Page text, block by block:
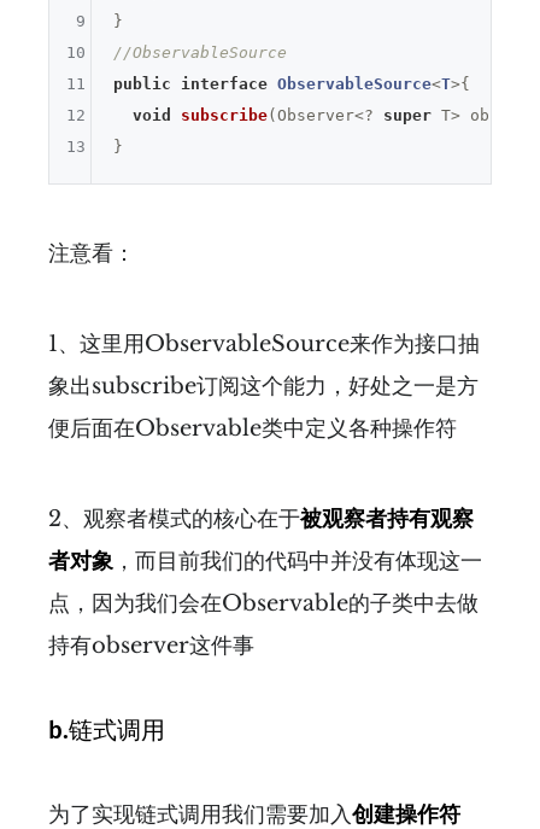
//ObservableSource
public
interface ObservableSource<T>{
void
subscribe(Observer<? super T>
9
10
11
12
13
注意看：
1、这里用ObservableSource来作为接口抽
象出subscribe订阅这个能力，好处之一是方
便后面在Observable类中定义各种操作符
2、观察者模式的核心在于被观察者持有观察
者对象 ，而目前我们的代码中并没有体现这一
点，因为我们会在Observable的子类中去做
持有observer这件事
b.链式调用
为了实现链式调用我们需要加入创建操作符